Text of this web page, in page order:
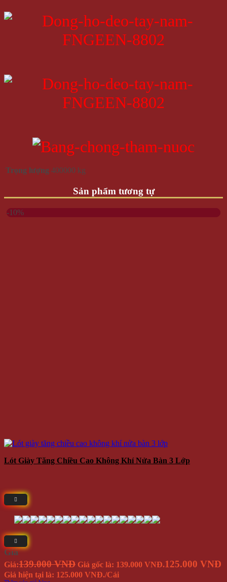
Trọng lượng 400000 kg
Sản phẩm tương tự
-10%
Lót Giày Tăng Chiều Cao Không Khí Nửa Bàn 3 Lớp
Giá
Giá:139.000 VNĐ Giá gốc là: 139.000 VNĐ.125.000 VNĐ
Giá hiện tại là: 125.000 VNĐ./Cái